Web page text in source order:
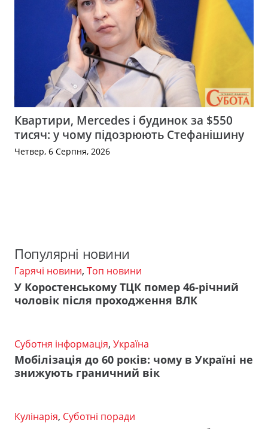
Квартири, Mercedes і будинок за $550
тисяч: у чому підозрюють Стефанішину
Четвер, 6 Серпня, 2026
Популярні новини
Гарячі новини, Топ новини
У Коростенському ТЦК помер 46-річний
чоловік після проходження ВЛК
Суботня інформація, Україна
Мобілізація до 60 років: чому в Україні не
знижують граничний вік
Кулінарія, Суботні поради